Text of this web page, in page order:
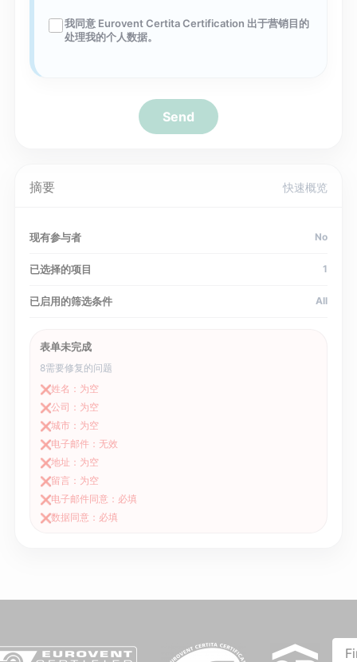
我同意 Eurovent Certita Certification 出于营销目的
处理我的个人数据。
Send
摘要 快速概览
现有参与者 No
已选择的项目 1
已启用的筛选条件 All
表单未完成
8需要修复的问题
❌姓名：为空
❌公司：为空
❌城市：为空
❌电子邮件：无效
❌地址：为空
❌留言：为空
❌电子邮件同意：必填
❌数据同意：必填